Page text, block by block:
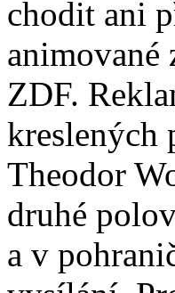
chodit ani
animované
ZDF.
kreslených
Theodor
druhé
a v